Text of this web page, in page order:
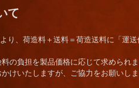
て
り、荷造料＋送料＝荷造送料に「運
の負担を製品価格に応じて求められま
けいたしますが、ご協力をお願いしま